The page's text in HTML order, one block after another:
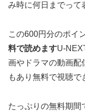
み時に何日までって
この600円分のポイ
料で読めますU-
画やドラマの動画配
もあり無料で視聴で
たっぷりの無料期間